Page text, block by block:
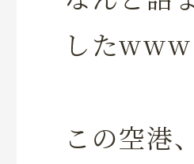
したwww
この空港